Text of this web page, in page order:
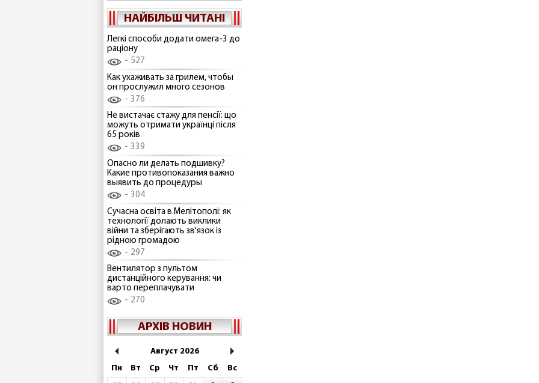
НАЙБІЛЬШ ЧИТАНІ
Легкі способи додати омега-3 до
раціону
527
Как ухаживать за грилем, чтобы
он прослужил много сезонов
376
Не вистачає стажу для пенсії: що
можуть отримати українці після
65 років
339
Опасно ли делать подшивку?
Какие противопоказания важно
выявить до процедуры
304
Сучасна освіта в Мелітополі: як
технології долають виклики
війни та зберігають зв'язок із
рідною громадою
297
Вентилятор з пультом
дистанційного керування: чи
варто переплачувати
270
АРХІВ НОВИН
Август 2026
Пн
Вт Ср Чт Пт Сб
Вс